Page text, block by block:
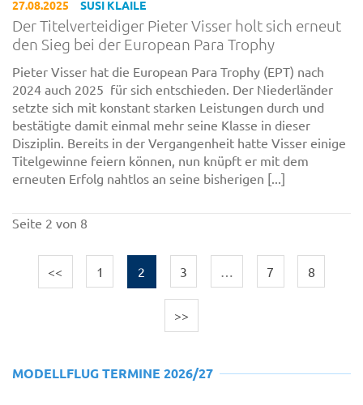
27.08.2025 SUSI KLAILE
Der Titelverteidiger Pieter Visser holt sich erneut
den Sieg bei der European Para Trophy
Pieter Visser hat die European Para Trophy (EPT) nach
2024 auch 2025 für sich entschieden. Der Niederländer
setzte sich mit konstant starken Leistungen durch und
bestätigte damit einmal mehr seine Klasse in dieser
Disziplin. Bereits in der Vergangenheit hatte Visser einige
Titelgewinne feiern können, nun knüpft er mit dem
erneuten Erfolg nahtlos an seine bisherigen [...]
Seite 2 von 8
<< 1 2 3 … 7 8
>>
MODELLFLUG TERMINE 2026/27